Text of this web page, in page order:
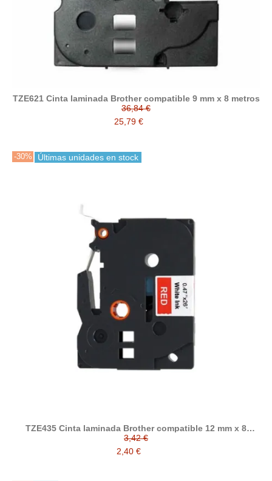
TZE621 Cinta laminada Brother compatible 9 mm x 8 metros
36,84 €
25,79 €
-30% Últimas unidades en stock
TZE435 Cinta laminada Brother compatible 12 mm x 8
metros
3,42 €
2,40 €